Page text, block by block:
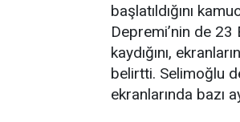
başlatıldığını
Depremi’nin de
kaydığını,
belirtti. Selimoğlu
ekranlarında bazı